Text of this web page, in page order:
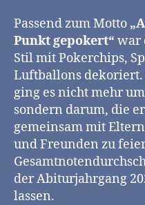
Passend zum Motto
Punkt gepokert“ war
Stil mit Pokerchips,
Luftballons dekoriert.
ging es nicht mehr
sondern darum, die
gemeinsam mit
und Freunden zu
der Abiturjahrgang
lassen.